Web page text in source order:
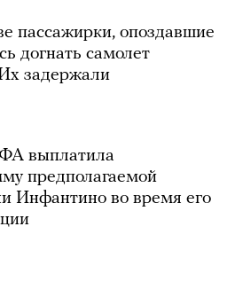
пассажирки, опоздавшие
догнать самолет
задержали
выплатила
предполагаемой
Инфантино во время его